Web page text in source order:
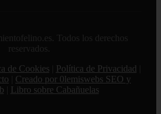
Todos los derechos
reservados.
de Cookies Política de Privacidad
Creado por 0lemiswebs SEO y
Libro sobre Cabañuelas